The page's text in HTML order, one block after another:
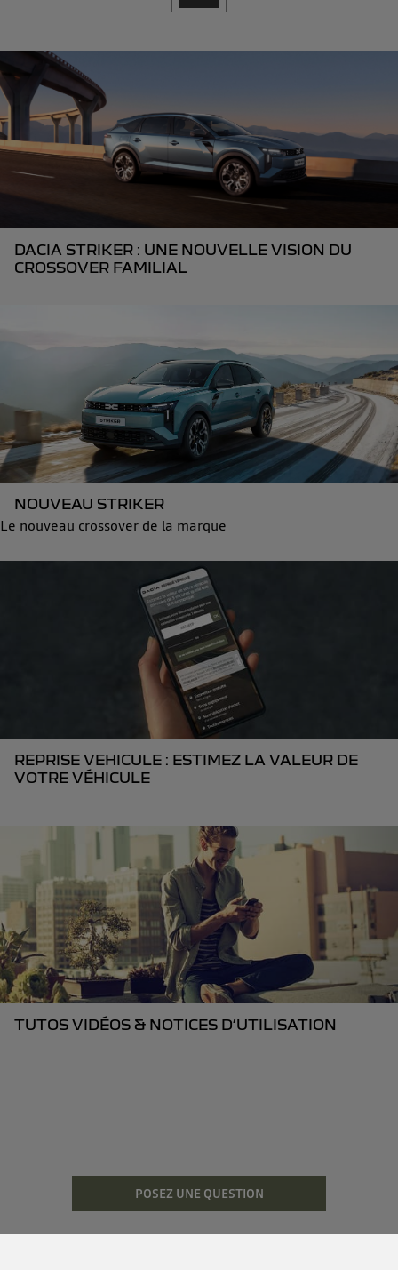
DACIA STRIKER : UNE NOUVELLE VISION DU
CROSSOVER FAMILIAL
NOUVEAU STRIKER
Le nouveau crossover de la marque
REPRISE VEHICULE : ESTIMEZ LA VALEUR DE
VOTRE VÉHICULE
TUTOS VIDÉOS & NOTICES D’UTILISATION
POSEZ UNE QUESTION